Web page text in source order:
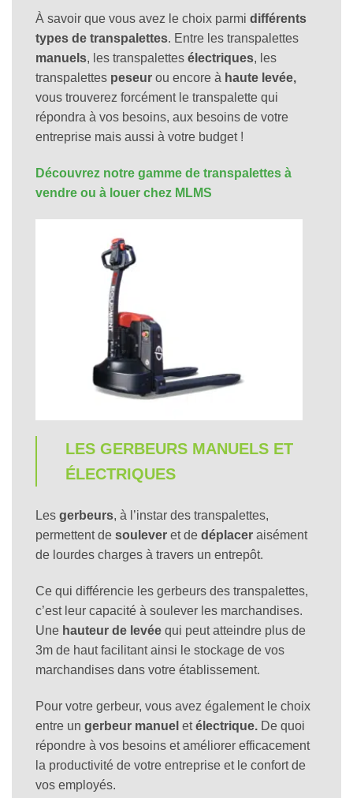
À savoir que vous avez le choix parmi différents
types de transpalettes. Entre les transpalettes
manuels, les transpalettes électriques, les
transpalettes peseur ou encore à haute levée,
vous trouverez forcément le transpalette qui
répondra à vos besoins, aux besoins de votre
entreprise mais aussi à votre budget !
Découvrez notre gamme de transpalettes à
vendre ou à louer chez MLMS
LES GERBEURS MANUELS ET
ÉLECTRIQUES
Les gerbeurs, à l’instar des transpalettes,
permettent de soulever et de déplacer aisément
de lourdes charges à travers un entrepôt.
Ce qui différencie les gerbeurs des transpalettes,
c’est leur capacité à soulever les marchandises.
Une hauteur de levée qui peut atteindre plus de
3m de haut facilitant ainsi le stockage de vos
marchandises dans votre établissement.
Pour votre gerbeur, vous avez également le choix
entre un gerbeur manuel etélectrique. De quoi
répondre à vos besoins et améliorer efficacement
la productivité de votre entreprise et le confort de
vos employés.